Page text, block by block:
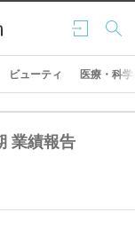
ログ
イン
検索
ビューティ 医療・科学
業績報告